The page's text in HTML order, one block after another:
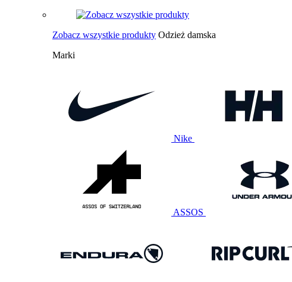
Zobacz wszystkie produkty Odzież damska
Marki
Nike
ASSOS